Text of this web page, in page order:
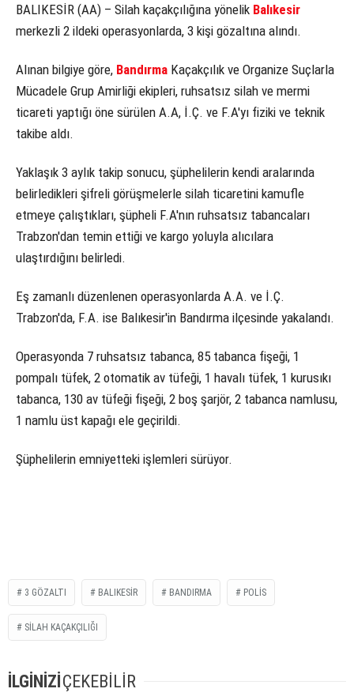
Youtube
BALIKESİR (AA) – Silah kaçakçılığına yönelik Balıkesir
merkezli 2 ildeki operasyonlarda, 3 kişi gözaltına alındı.
Alınan bilgiye göre, Bandırma Kaçakçılık ve Organize Suçlarla
Mücadele Grup Amirliği ekipleri, ruhsatsız silah ve mermi
ticareti yaptığı öne sürülen A.A, İ.Ç. ve F.A'yı fiziki ve teknik
takibe aldı.
Yaklaşık 3 aylık takip sonucu, şüphelilerin kendi aralarında
belirledikleri şifreli görüşmelerle silah ticaretini kamufle
etmeye çalıştıkları, şüpheli F.A'nın ruhsatsız tabancaları
Trabzon'dan temin ettiği ve kargo yoluyla alıcılara
ulaştırdığını belirledi.
Eş zamanlı düzenlenen operasyonlarda A.A. ve İ.Ç.
Trabzon'da, F.A. ise Balıkesir'in Bandırma ilçesinde yakalandı.
Operasyonda 7 ruhsatsız tabanca, 85 tabanca fişeği, 1
pompalı tüfek, 2 otomatik av tüfeği, 1 havalı tüfek, 1 kurusıkı
tabanca, 130 av tüfeği fişeği, 2 boş şarjör, 2 tabanca namlusu,
1 namlu üst kapağı ele geçirildi.
Şüphelilerin emniyetteki işlemleri sürüyor.
3 GÖZALTI BALIKESIR BANDIRMA POLIS
SILAH KAÇAKÇILIĞI
İLGİNİZİ ÇEKEBİLİR